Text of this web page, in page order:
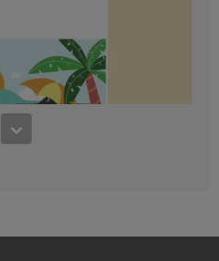
ហាត់ប្រាណ។ ទាក់ទងនឹង
ាប់ការសម្រកទំងន់ក្នុង
ៅក្នុងប្រទេសរបស់អ្នក
ៅអាជីពរបស់អ្នក ឬ
គ្រោះជាមួយគ្រូពេទ្យ
រចាប់ផ្តើមកម្មវិធី